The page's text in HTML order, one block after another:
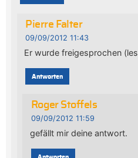
Pierre Falter
09/09/2012 11:43
Er wurde freigesprochen
Antworten
Roger Stoffels
09/09/2012 11:59
gefällt mir deine antwort.